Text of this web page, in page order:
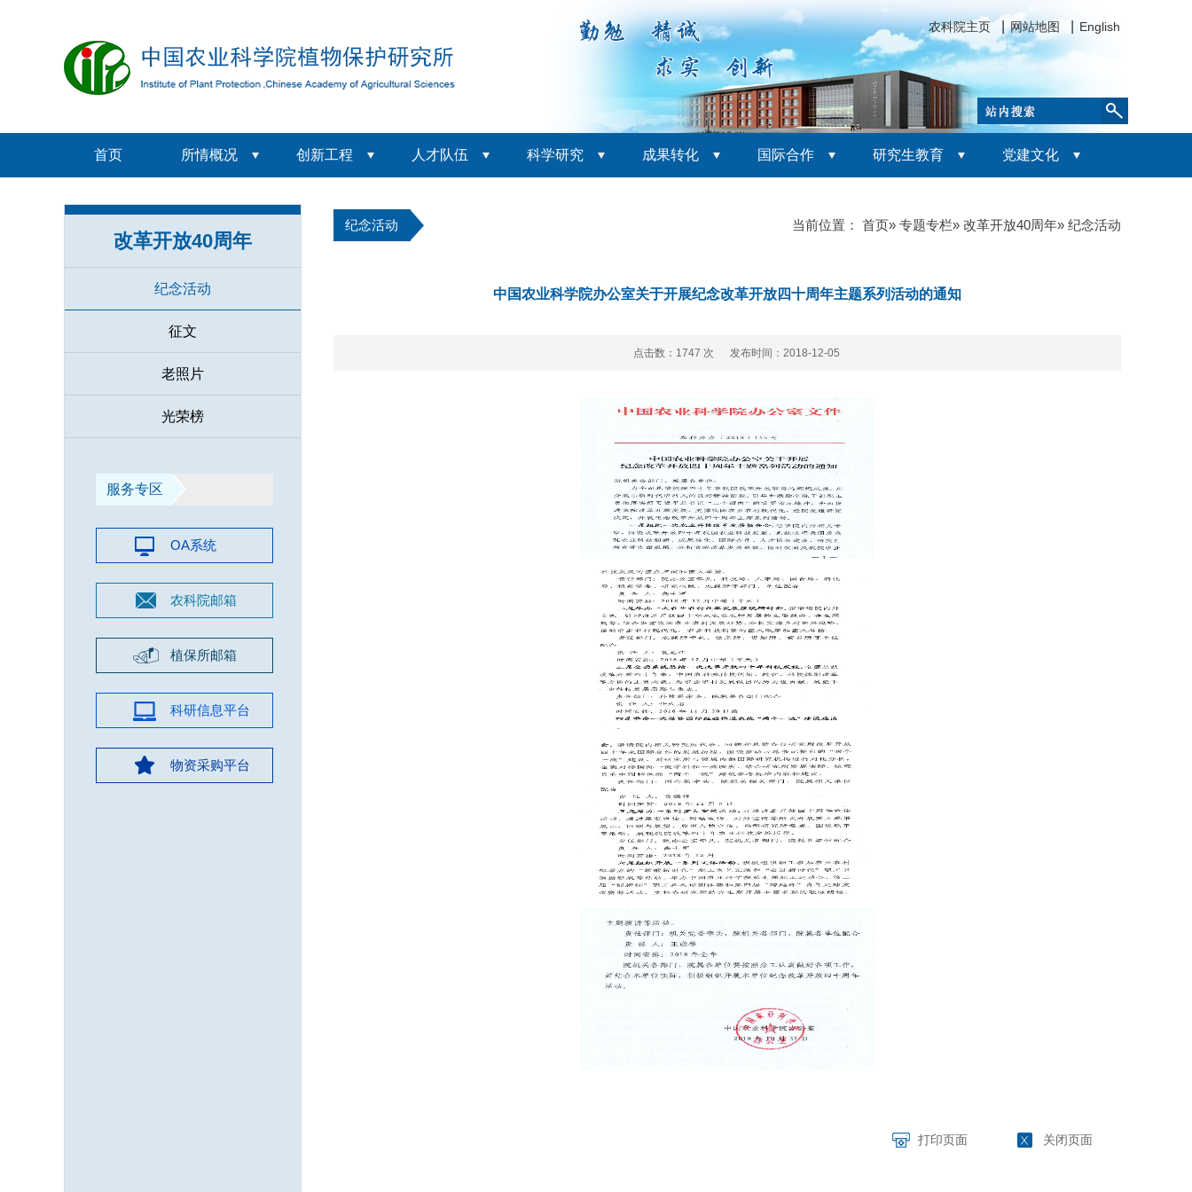
农科院主页 网站地图 English
首页 所情概况 创新工程 人才队伍 科学研究 成果转化 国际合作 研究生教育 党建文化
改革开放40周年
纪念活动
征文
老照片
光荣榜
服务专区
OA系统
农科院邮箱
植保所邮箱
科研信息平台
物资采购平台
纪念活动 当前位置： 首页» 专题专栏» 改革开放40周年» 纪念活动
中国农业科学院办公室关于开展纪念改革开放四十周年主题系列活动的通知
点击数： 1747 次 发布时间：2018-12-05
打印页面 关闭页面